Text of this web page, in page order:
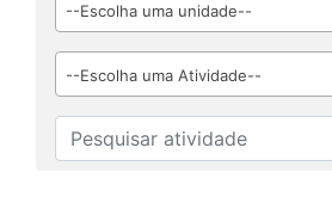
--Escolha uma unidade--
--Escolha uma Atividade--